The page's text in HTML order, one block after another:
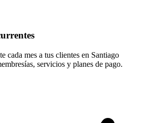
cada mes a tus clientes en Santiago
servicios y planes de pago.